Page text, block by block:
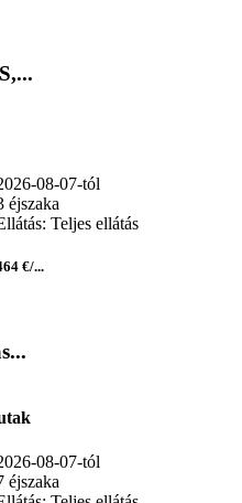
08-07-tól
éjszaka
Teljes ellátás
€/...
08-07-tól
éjszaka